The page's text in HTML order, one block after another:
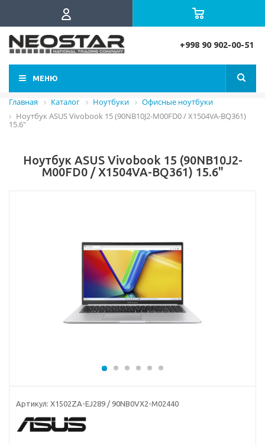
+998 90 902-00-51
МЕНЮ
Главная Каталог Ноутбуки
Офисные ноутбуки
Ноутбук ASUS Vivobook 15 (90NB10J2-M00FD0 / X1504VA-BQ361)
15.6"
Ноутбук ASUS Vivobook 15 (90NB10J2-
M00FD0 / X1504VA-BQ361) 15.6"
Артикул: X1502ZA-EJ289 / 90NB0VX2-M02440